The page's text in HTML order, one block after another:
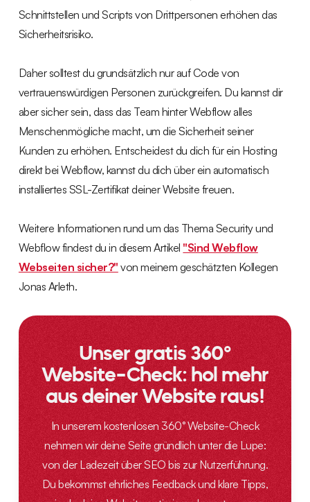
Schnittstellen und Scripts von Drittpersonen erhöhen das
Sicherheitsrisiko.
Daher solltest du grundsätzlich nur auf Code von
vertrauenswürdigen Personen zurückgreifen. Du kannst dir
aber sicher sein, dass das Team hinter Webflow alles
Menschenmögliche macht, um die Sicherheit seiner
Kunden zu erhöhen. Entscheidest du dich für ein Hosting
direkt bei Webflow, kannst du dich über ein automatisch
installiertes SSL-Zertifikat deiner Website freuen.
Weitere Informationen rund um das Thema Security und
Webflow findest du in diesem Artikel "Sind Webflow
Webseiten sicher?" von meinem geschätzten Kollegen
Jonas Arleth.
Unser gratis 360°
Website-Check: hol mehr
aus deiner Website raus!
In unserem kostenlosen 360° Website-Check
nehmen wir deine Seite gründlich unter die Lupe:
von der Ladezeit über SEO bis zur Nutzerführung.
Du bekommst ehrliches Feedback und klare Tipps,